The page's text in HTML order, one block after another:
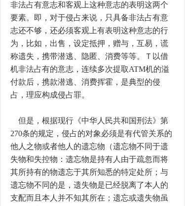
非法占有意志和客观上这种意志的表明这两个
要素。即，对于侵占来说，只具备非法占有意
志还不够，还必须客观上有表明这种意志的行
为，比如，出售，设定抵押，赠与，互易，谎
称遗失，携带潜逃、隐匿、消费等等。Ｔ以借
机非法占有的意志，连续多次提取ATM机的溢
付款后，携款潜逃、消费挥霍，是典型的侵
占，理应构成侵占罪。
但是，根据现行《中华人民共和国刑法》第
270条的规定，侵占的对象必须是有代管关系的
他人之物或者他人的遗忘物（遗忘物不同于遗
失物和失控物：遗忘物是持有人由于疏忽而将
其所持有的物遗忘于其所知悉的特定处所；与
遗忘物不同的是，遗失物是已经脱离了本人的
支配而且本人并不知其所在；遗忘或遗失物虽